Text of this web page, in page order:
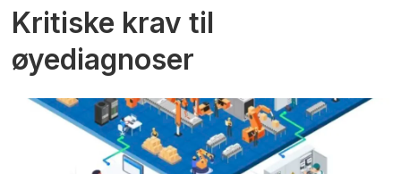
Kritiske krav til
øyediagnoser